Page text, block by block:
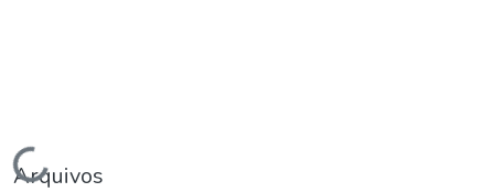
Carregando...
Arquivos